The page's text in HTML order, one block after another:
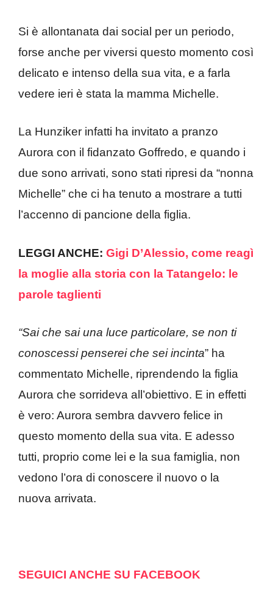
Si è allontanata dai social per un periodo,
forse anche per viversi questo momento così
delicato e intenso della sua vita, e a farla
vedere ieri è stata la mamma Michelle.
La Hunziker infatti ha invitato a pranzo
Aurora con il fidanzato Goffredo, e quando i
due sono arrivati, sono stati ripresi da “nonna
Michelle” che ci ha tenuto a mostrare a tutti
l’accenno di pancione della figlia.
LEGGI ANCHE: Gigi D’Alessio, come reagì
la moglie alla storia con la Tatangelo: le
parole taglienti
“Sai che sai una luce particolare, se non ti
conoscessi penserei che sei incinta” ha
commentato Michelle, riprendendo la figlia
Aurora che sorrideva all’obiettivo. E in effetti
è vero: Aurora sembra davvero felice in
questo momento della sua vita. E adesso
tutti, proprio come lei e la sua famiglia, non
vedono l’ora di conoscere il nuovo o la
nuova arrivata.
SEGUICI ANCHE SU FACEBOOK